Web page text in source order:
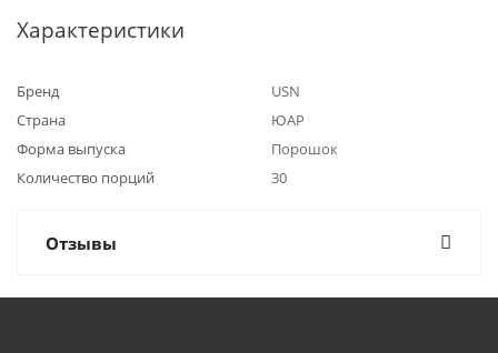
Характеристики
Бренд
USN
Страна
ЮАР
Форма выпуска
Порошок
Количество порций
30
Отзывы